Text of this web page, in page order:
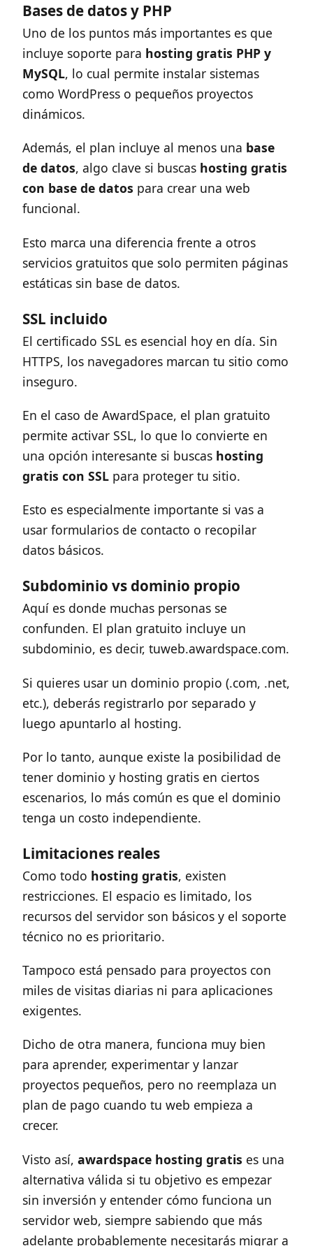
Bases de datos y PHP
Uno de los puntos más importantes es que
incluye soporte para hosting gratis PHP y
MySQL, lo cual permite instalar sistemas
como WordPress o pequeños proyectos
dinámicos.
Además, el plan incluye al menos una base
de datos, algo clave si buscas hosting gratis
con base de datos para crear una web
funcional.
Esto marca una diferencia frente a otros
servicios gratuitos que solo permiten páginas
estáticas sin base de datos.
SSL incluido
El certificado SSL es esencial hoy en día. Sin
HTTPS, los navegadores marcan tu sitio como
inseguro.
En el caso de AwardSpace, el plan gratuito
permite activar SSL, lo que lo convierte en
una opción interesante si buscas hosting
gratis con SSL para proteger tu sitio.
Esto es especialmente importante si vas a
usar formularios de contacto o recopilar
datos básicos.
Subdominio vs dominio propio
Aquí es donde muchas personas se
confunden. El plan gratuito incluye un
subdominio, es decir, tuweb.awardspace.com.
Si quieres usar un dominio propio (.com, .net,
etc.), deberás registrarlo por separado y
luego apuntarlo al hosting.
Por lo tanto, aunque existe la posibilidad de
tener dominio y hosting gratis en ciertos
escenarios, lo más común es que el dominio
tenga un costo independiente.
Limitaciones reales
Como todo hosting gratis, existen
restricciones. El espacio es limitado, los
recursos del servidor son básicos y el soporte
técnico no es prioritario.
Tampoco está pensado para proyectos con
miles de visitas diarias ni para aplicaciones
exigentes.
Dicho de otra manera, funciona muy bien
para aprender, experimentar y lanzar
proyectos pequeños, pero no reemplaza un
plan de pago cuando tu web empieza a
crecer.
Visto así, awardspace hosting gratis es una
alternativa válida si tu objetivo es empezar
sin inversión y entender cómo funciona un
servidor web, siempre sabiendo que más
adelante probablemente necesitarás migrar a